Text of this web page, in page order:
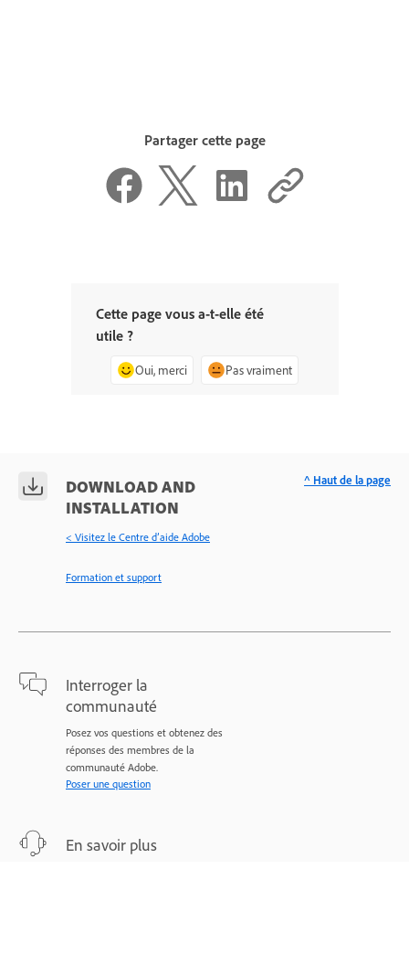
Partager cette page
Cette page vous a-t-elle été
utile ?
Oui, merci Pas vraiment
DOWNLOAD AND
INSTALLATION
< Visitez le Centre d’aide Adobe
Formation et support
Interroger la
communauté
Posez vos questions et obtenez des
réponses des membres de la
communauté Adobe.
Poser une question
En savoir plus
^ Haut de la page